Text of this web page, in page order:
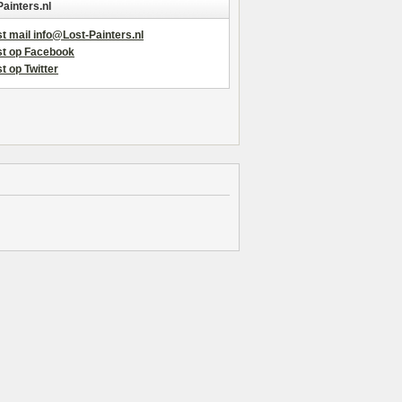
mail info@Lost-Painters.nl
op Facebook
op Twitter